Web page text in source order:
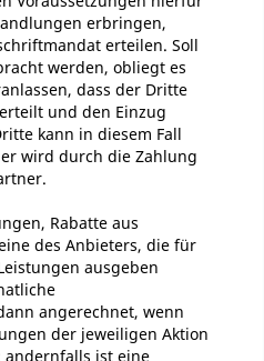
erbringen,
erteilen. Soll
werden, obliegt es
dass der Dritte
und den Einzug
kann in diesem Fall
wird durch die Zahlung
Rabatte aus
des Anbieters, die für
ausgeben
angerechnet, wenn
der jeweiligen Aktion
andernfalls ist eine